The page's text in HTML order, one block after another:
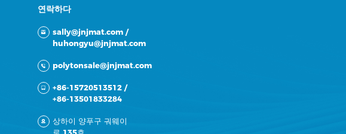
연락하다
sally@jnjmat.com/
huhongyu@jnjmat.com
polytonsale@jnjmat.com
+86-15720513512/
+86-13501833284
상하이 양푸구 궈웨이
로 135호